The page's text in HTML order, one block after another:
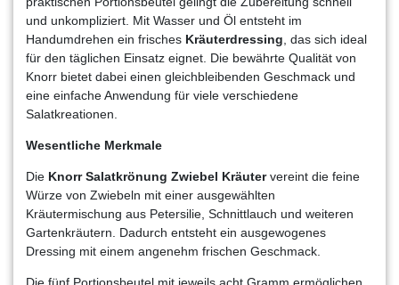
und unkompliziert. Mit Wasser und Öl entsteht im
Handumdrehen ein frisches Kräuterdressing , das sich ideal
für den täglichen Einsatz eignet. Die bewährte Qualität von
Knorr bietet dabei einen gleichbleibenden Geschmack und
eine einfache Anwendung für viele verschiedene
Salatkreationen.
Wesentliche Merkmale
Die Knorr Salatkrönung Zwiebel Kräutervereint die feine
Würze von Zwiebeln mit einer ausgewählten
Kräutermischung aus Petersilie, Schnittlauch und weiteren
Gartenkräutern. Dadurch entsteht ein ausgewogenes
Dressing mit einem angenehm frischen Geschmack.